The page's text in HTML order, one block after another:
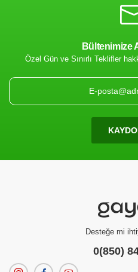
Filtrenize
Ürün
Bültenimize
Özel Gün ve Sınırlı Teklifler
Desteğe mi
0(850)